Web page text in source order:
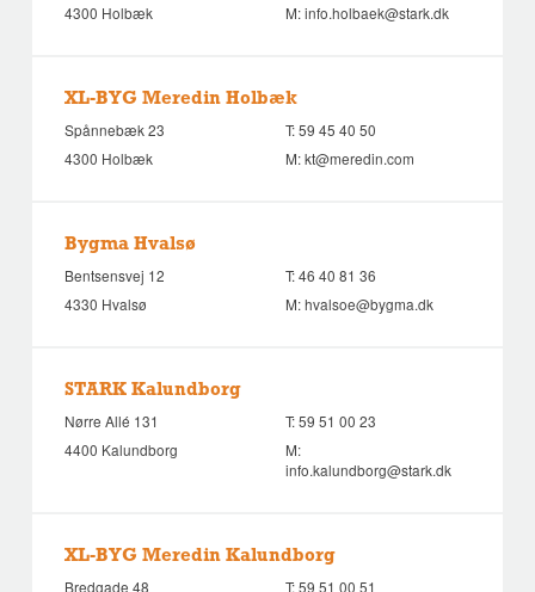
4300 Holbæk
M:info.holbaek@stark.dk
XL-BYG Meredin Holbæk
Spånnebæk 23
4300 Holbæk
T:59 45 40 50
M:kt@meredin.com
Bygma Hvalsø
Bentsensvej 12
4330 Hvalsø
T:46 40 81 36
M:hvalsoe@bygma.dk
STARK Kalundborg
Nørre Allé 131
4400 Kalundborg
T:59 51 00 23
M:
info.kalundborg@stark.dk
XL-BYG Meredin Kalundborg
Bredgade 48
T:59 51 00 51